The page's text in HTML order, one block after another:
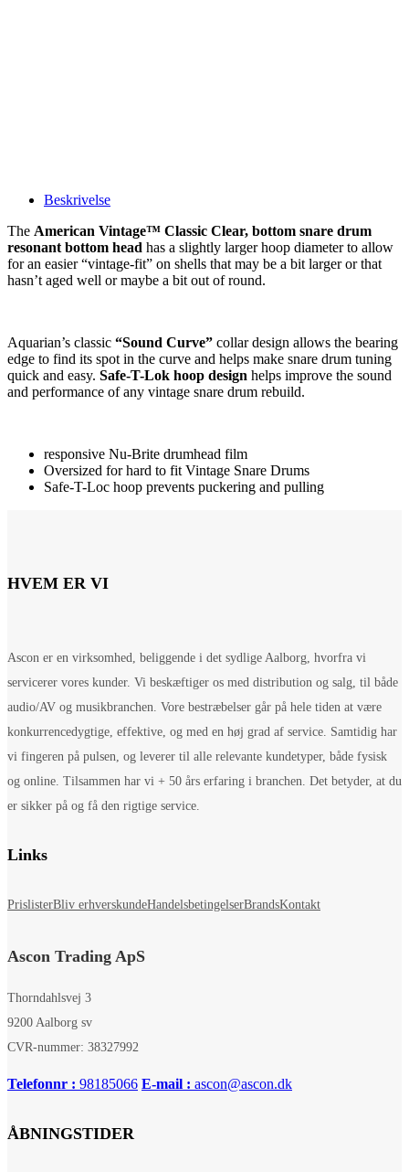
Beskrivelse
The American Vintage™ Classic Clear, bottom snare drum
resonant bottom head has a slightly larger hoop diameter to allow
for an easier “vintage-fit” on shells that may be a bit larger or that
hasn’t aged well or maybe a bit out of round.
Aquarian’s classic “Sound Curve” collar design allows the bearing
edge to find its spot in the curve and helps make snare drum tuning
quick and easy. Safe-T-Lok hoop design helps improve the sound
and performance of any vintage snare drum rebuild.
responsive Nu-Brite drumhead film
Oversized for hard to fit Vintage Snare Drums
Safe-T-Loc hoop prevents puckering and pulling
HVEM ER VI
Ascon er en virksomhed, beliggende i det sydlige Aalborg, hvorfra vi
servicerer vores kunder. Vi beskæftiger os med distribution og salg, til både
audio/AV og musikbranchen. Vore bestræbelser går på hele tiden at være
konkurrencedygtige, effektive, og med en høj grad af service. Samtidig har
vi fingeren på pulsen, og leverer til alle relevante kundetyper, både fysisk
og online. Tilsammen har vi + 50 års erfaring i branchen. Det betyder, at du
er sikker på og få den rigtige service.
Links
PrislisterBliv erhverskundeHandelsbetingelserBrandsKontakt
Ascon Trading ApS
Thorndahlsvej 3
9200 Aalborg sv
CVR-nummer: 38327992
Telefonnr : 98185066 E-mail : ascon@ascon.dk
ÅBNINGSTIDER